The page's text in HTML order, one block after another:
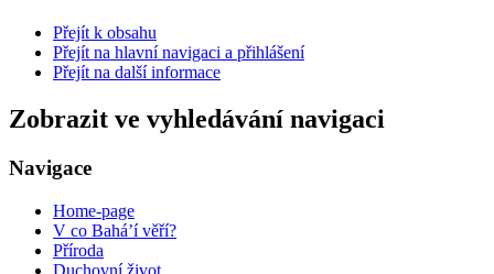
Přejít k obsahu
Přejít na hlavní navigaci a přihlášení
Přejít na další informace
Zobrazit ve vyhledávání navigaci
Navigace
Home-page
V co Bahá’í věří?
Příroda
Duchovní život